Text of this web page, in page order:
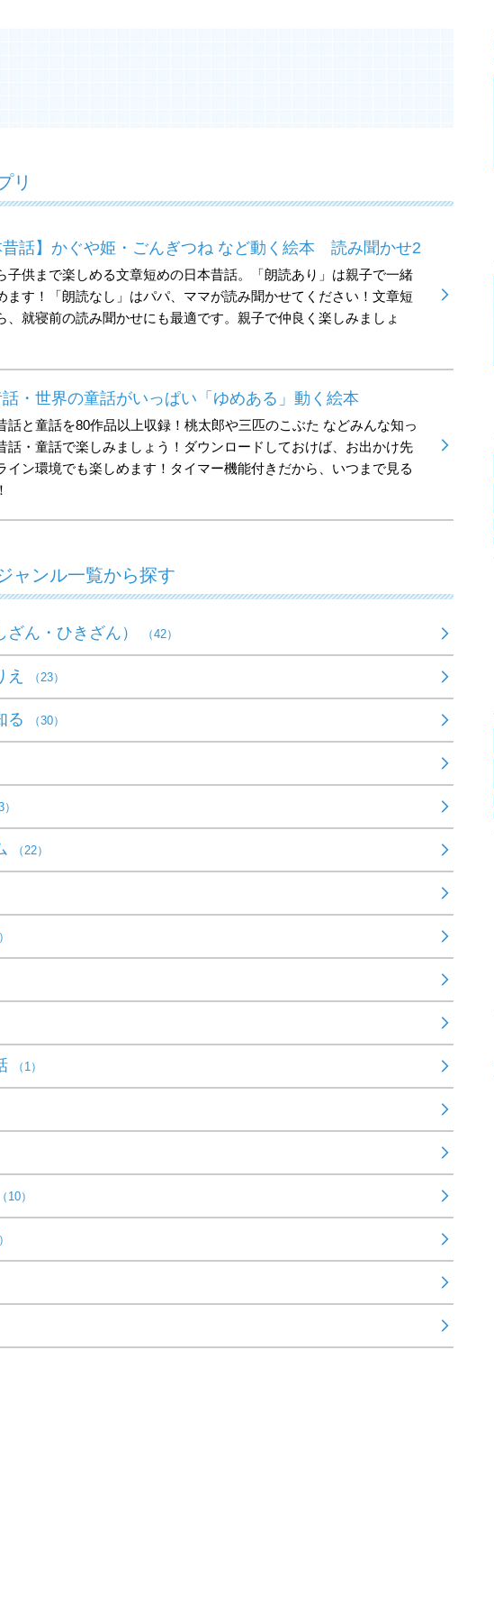
リ
昔話】かぐや姫・ごんぎつね など動く絵本 読み聞かせ2
子供まで楽しめる文章短めの日本昔話。「朗読あり」は親子で一緒
ます！「朗読なし」はパパ、ママが読み聞かせてください！文章短
、就寝前の読み聞かせにも最適です。親子で仲良く楽しみましょ
話・世界の童話がいっぱい「ゆめある」動く絵本
話と童話を80作品以上収録！桃太郎や三匹のこぶた などみんな知っ
話・童話で楽しみましょう！ダウンロードしておけば、お出かけ先
イン環境でも楽しめます！タイマー機能付きだから、いつまで見る
ャンル一覧から探す
ん・ひきざん） （42）
え （23）
る （30）
）
（22）
（1）
（10）